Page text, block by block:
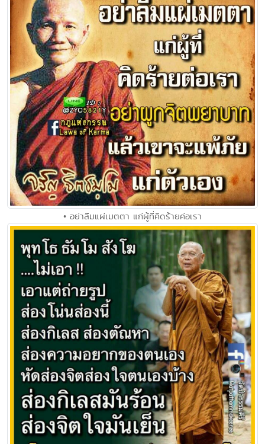
• อย่าลืมแผ่เมตตา แก่ผู้ที่คิดร้ายค่อเรา